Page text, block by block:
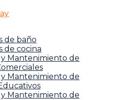
de baño
de cocina
Mantenimiento de
Mantenimiento de
Mantenimiento de